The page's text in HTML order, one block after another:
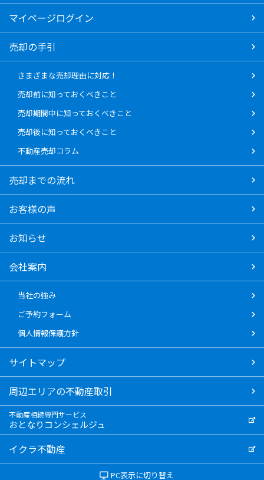
マイページログイン
売却の手引
さまざまな売却理由に対応！
売却前に知っておくべきこと
売却期間中に知っておくべきこと
売却後に知っておくべきこと
不動産売却コラム
売却までの流れ
お客様の声
お知らせ
会社案内
当社の強み
ご予約フォーム
個人情報保護方針
サイトマップ
周辺エリアの不動産取引
不動産相続専門サービス
おとなりコンシェルジュ
イクラ不動産
PC表示に切り替え